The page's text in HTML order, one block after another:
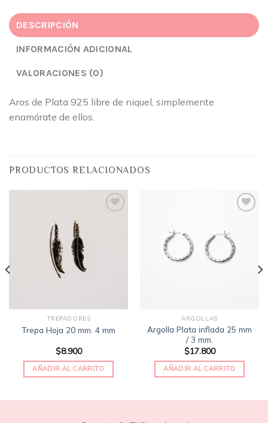
DESCRIPCIÓN
INFORMACIÓN ADICIONAL
VALORACIONES (0)
Aros de Plata 925 libre de niquel, simplemente
enamórate de ellos.
PRODUCTOS RELACIONADOS
TREPADORES
Trepa Hoja 20 mm. 4 mm
$8.900
AÑADIR AL CARRITO
deseos
ARGOLLAS
Argolla Plata inflada 25 mm
/ 3 mm.
$17.800
AÑADIR AL CARRITO